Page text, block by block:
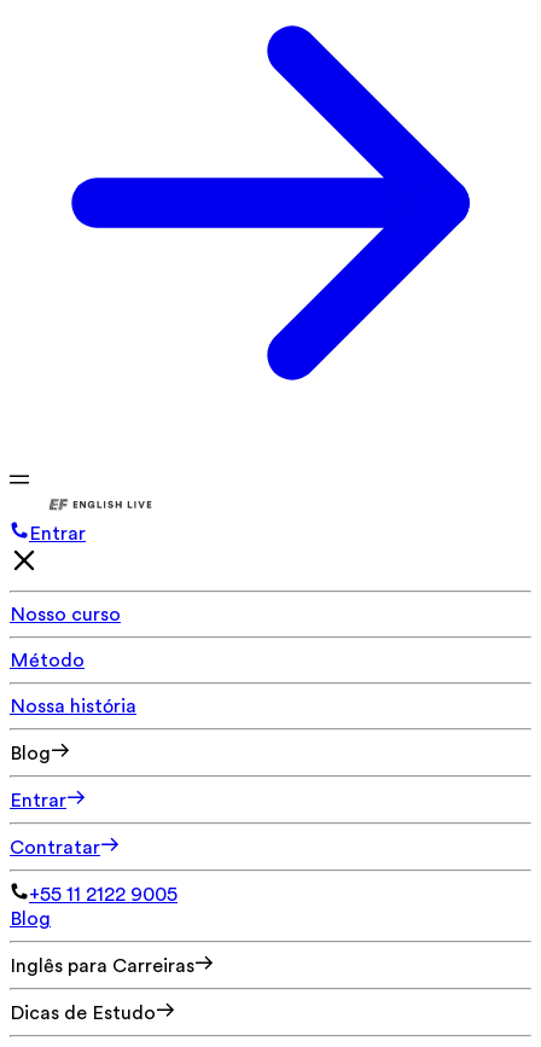
Entrar
Nosso curso
Método
Nossa história
Blog
Entrar
Contratar
+55 11 2122 9005
Blog
Inglês para Carreiras
Dicas de Estudo